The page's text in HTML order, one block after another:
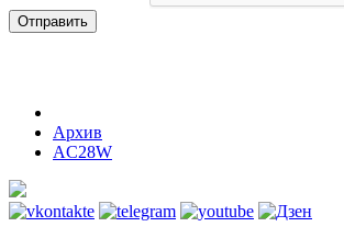
Отправить
Архив
AC28W